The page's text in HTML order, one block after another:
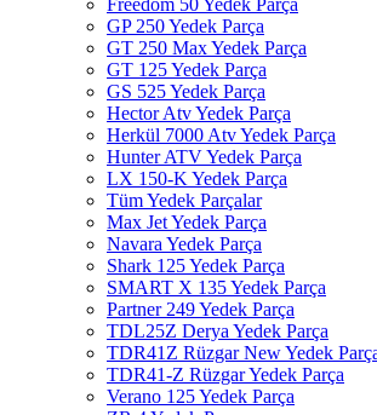
GP 250 Yedek Parça
GT 250 Max Yedek Parça
GT 125 Yedek Parça
GS 525 Yedek Parça
Hector Atv Yedek Parça
Herkül 7000 Atv Yedek Parça
Hunter ATV Yedek Parça
LX 150-K Yedek Parça
Tüm Yedek Parçalar
Max Jet Yedek Parça
Navara Yedek Parça
Shark 125 Yedek Parça
SMART X 135 Yedek Parça
Partner 249 Yedek Parça
TDL25Z Derya Yedek Parça
TDR41Z Rüzgar New Yedek
TDR41-Z Rüzgar Yedek Parça
Verano 125 Yedek Parça